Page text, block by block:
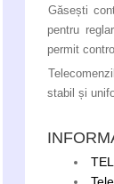
Găsești
pentru
permit
stabil și